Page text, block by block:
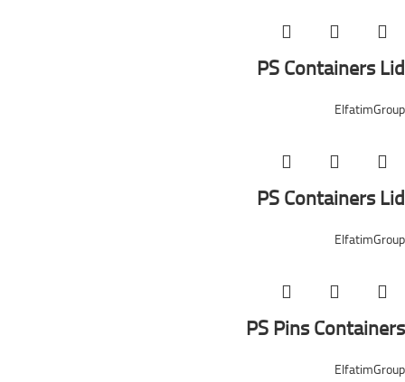
PS Containers Lid
ElfatimGroup
PS Containers Lid
ElfatimGroup
PS Pins Containers
ElfatimGroup